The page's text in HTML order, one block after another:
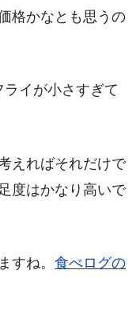
格かなとも思うの
イが小さすぎて
えればそれだけで
度はかなり高いで
ね。 食べログの